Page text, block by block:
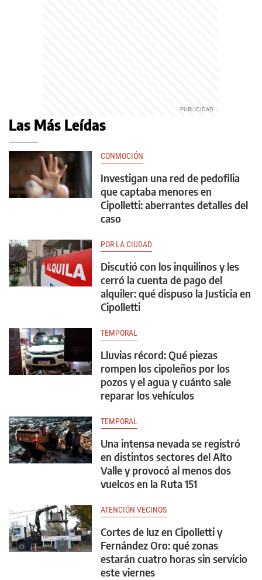
Las Más Leídas
CONMOCIÓN
Investigan una red de pedofilia
que captaba menores en
Cipolletti: aberrantes detalles del
caso
POR LA CIUDAD
Discutió con los inquilinos y les
cerró la cuenta de pago del
alquiler: qué dispuso la Justicia en
Cipolletti
TEMPORAL
Lluvias récord: Qué piezas
rompen los cipoleños por los
pozos y el agua y cuánto sale
reparar los vehículos
TEMPORAL
Una intensa nevada se registró
en distintos sectores del Alto
Valle y provocó al menos dos
vuelcos en la Ruta 151
ATENCIÓN VECINOS
Cortes de luz en Cipolletti y
Fernández Oro: qué zonas
estarán cuatro horas sin servicio
este viernes